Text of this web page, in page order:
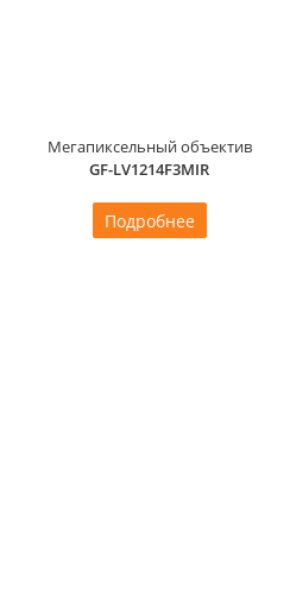
Мегапиксельный объектив
GF-LV1214F3MIR
Подробнее